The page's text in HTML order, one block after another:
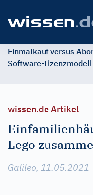
Einmalkauf versus
Software-
wissen.de Artikel
Lego
Galileo, 11.05.2021